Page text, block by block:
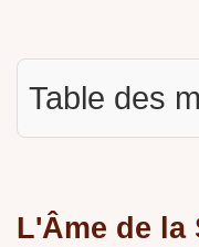
Table des
L'Âme de la